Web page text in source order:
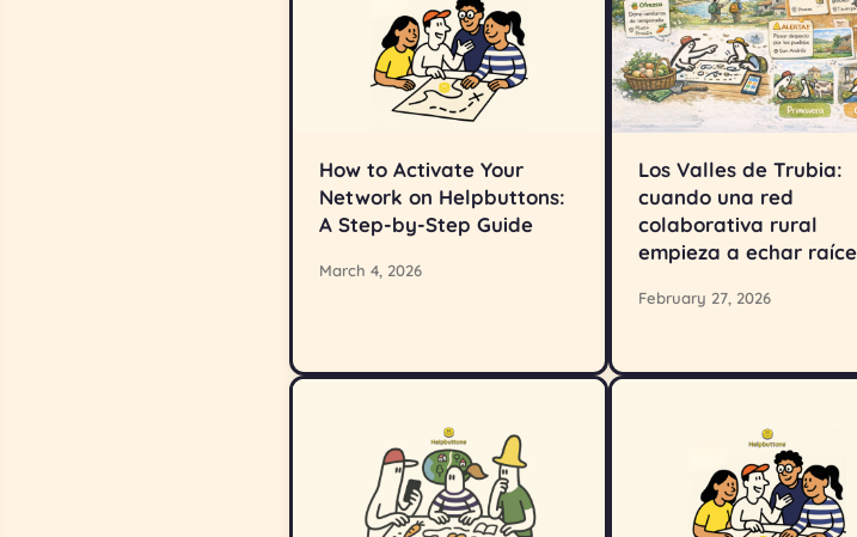
How to Activate Your
Network on Helpbuttons:
A Step-by-Step Guide
March 4, 2026
Los Valles de Trubia:
cuando una red
colaborativa rural
empieza a echar
February 27, 2026